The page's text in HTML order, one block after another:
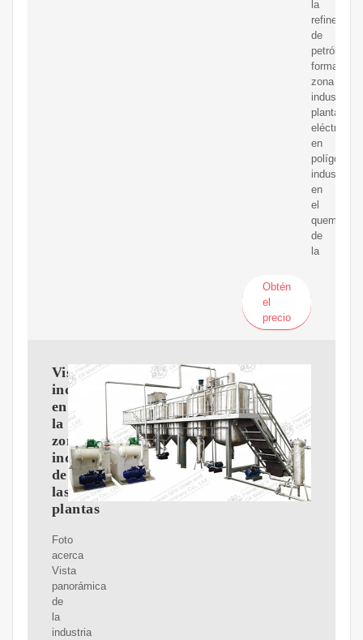
la
refinería
de
petróleo
forma
zona
industrial.
planta
eléctrica
en
polígono
industrial.
en
el
quemador
de
la
Obtén
el
precio
Vista
industrial
en
la
zona
industrial
de
las
plantas
Foto
acerca
Vista
panorámica
de
la
industria